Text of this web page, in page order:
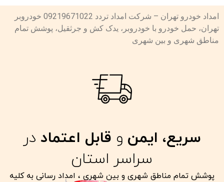
امداد خودرو تهران – شرکت امداد تردد 09219671022 خودروبر
تهران، حمل خودرو با خودروبر، یدک کش و جرثقیل، پوشش تمام
مناطق شهری و بین شهری
سریع، ایمن و قابل اعتماد در
سراسر استان
پوشش تمام مناطق شهری و بین شهری ، امداد رسانی به کلیه